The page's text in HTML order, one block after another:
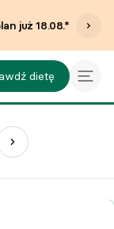
już18.08.*
dietę